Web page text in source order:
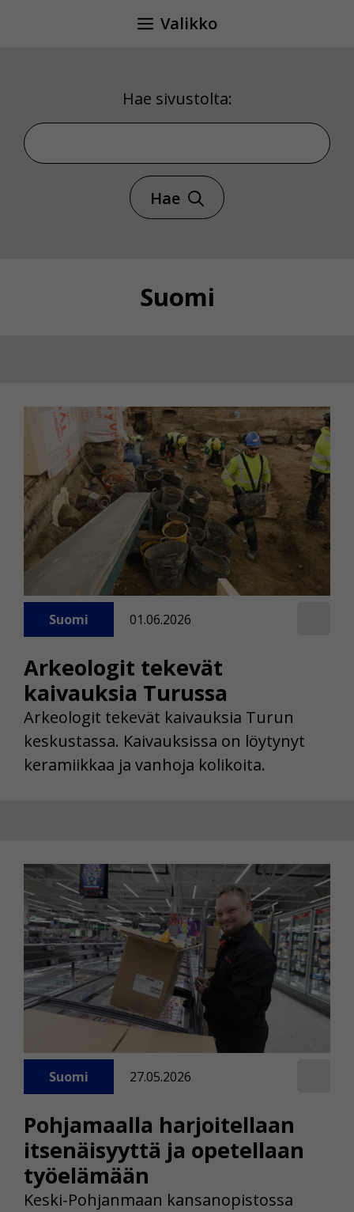
Valikko
Hae sivustolta:
Hae sivustolta
Hae
Suomi
Arkeologit tekevät
kaivauksia Turussa
Suomi 01.06.2026
Arkeologit tekevät kaivauksia Turun
keskustassa. Kaivauksissa on löytynyt
keramiikkaa ja vanhoja kolikoita.
Pohjamaalla harjoitellaan
itsenäisyyttä ja opetellaan
työelämään
Suomi 27.05.2026
Keski-Pohjanmaan kansanopistossa